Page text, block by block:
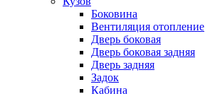
Боковина
Вентиляция отопление
Дверь боковая
Дверь боковая задняя
Дверь задняя
Задок
Кабина